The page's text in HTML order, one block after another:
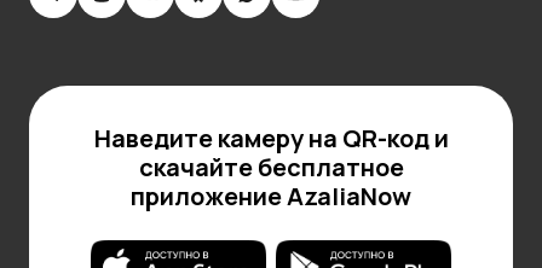
Наведите камеру на QR-код и
скачайте бесплатное
приложение AzaliaNow